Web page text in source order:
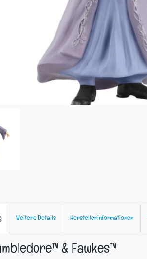
Weitere Details Herstellerinformationen
& Fawkes™